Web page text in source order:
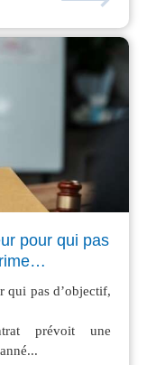
pour qui pas
qui pas d’objectif,
prévoit une